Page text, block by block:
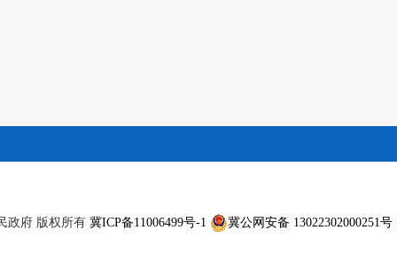
政府 版权所有 冀ICP备11006499号-1 冀公网安备 13022302000251号